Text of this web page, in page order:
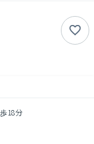
18分